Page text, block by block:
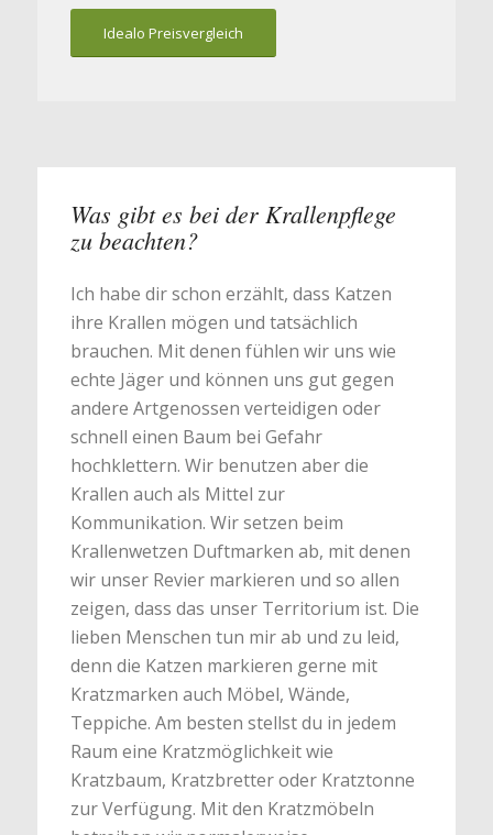
Idealo Preisvergleich
Was gibt es bei der Krallenpflege
zu beachten?
Ich habe dir schon erzählt, dass Katzen
ihre Krallen mögen und tatsächlich
brauchen. Mit denen fühlen wir uns wie
echte Jäger und können uns gut gegen
andere Artgenossen verteidigen oder
schnell einen Baum bei Gefahr
hochklettern. Wir benutzen aber die
Krallen auch als Mittel zur
Kommunikation. Wir setzen beim
Krallenwetzen Duftmarken ab, mit denen
wir unser Revier markieren und so allen
zeigen, dass das unser Territorium ist. Die
lieben Menschen tun mir ab und zu leid,
denn die Katzen markieren gerne mit
Kratzmarken auch Möbel, Wände,
Teppiche. Am besten stellst du in jedem
Raum eine Kratzmöglichkeit wie
Kratzbaum, Kratzbretter oder Kratztonne
zur Verfügung. Mit den Kratzmöbeln